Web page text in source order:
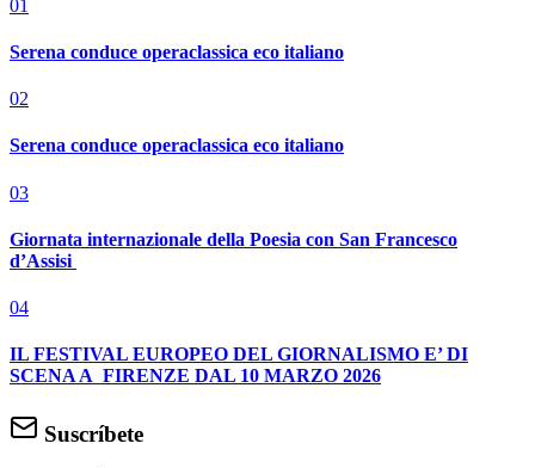
01
Serena conduce operaclassica eco italiano
02
Serena conduce operaclassica eco italiano
03
Giornata internazionale della Poesia con San Francesco
d’Assisi
04
IL FESTIVAL EUROPEO DEL GIORNALISMO E’ DI
SCENA A FIRENZE DAL 10 MARZO 2026
Suscríbete